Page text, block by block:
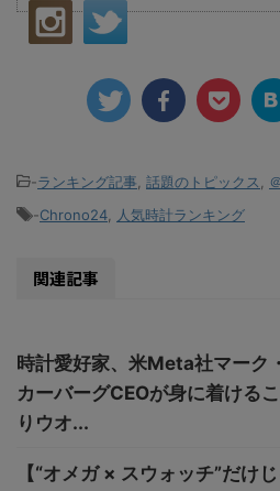
-ランキング記事, 話題のトピックス,
-Chrono24, 人気時計ランキング
関連記事
時計愛好家、米Meta社マーク
カーバーグCEOが身に着ける
りウオ...
【“オメガ × スウォッチ”だけ